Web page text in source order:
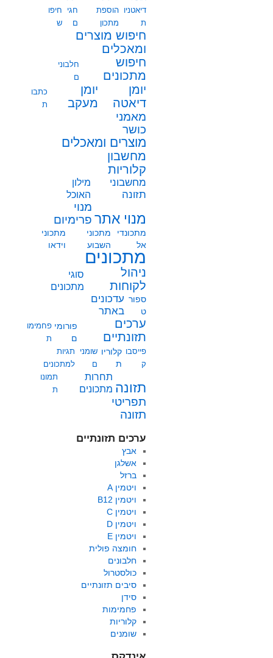
דיאטניו
ת
הוספת
מתכון
חגי
ם
חיפו
ש
חיפוש מוצרים
ומאכלים
חיפוש
מתכונים
חלבוני
ם
יומן
דיאטה
יומן
מעקב
כתבו
ת
מאמני
כושר
מוצרים ומאכלים
מחשבון
קלוריות
מחשבוני
תזונה
מילון
האוכל
מנוי אתר
מנוי
פרימיום
מתכונדי
אל
מתכוני
השבוע
מתכוני
וידאו
מתכונים
ניהול
לקוחות
סוגי
מתכונים
ספור
ט
עדכונים
באתר
ערכים
תזונתיים
פורומי
ם
פחמימו
ת
פייסבו
ק
קלוריו
ת
שומני
ם
תגיות
למתכונים
תזונה
תחרות
מתכונים
תמונו
ת
תפריטי
תזונה
ערכים תזונתיים
אבץ
אשלגן
ברזל
ויטמין A
ויטמין B12
ויטמין C
ויטמין D
ויטמין E
חומצה פולית
חלבונים
כולסטרול
סיבים תזונתיים
סידן
פחמימות
קלוריות
שומנים